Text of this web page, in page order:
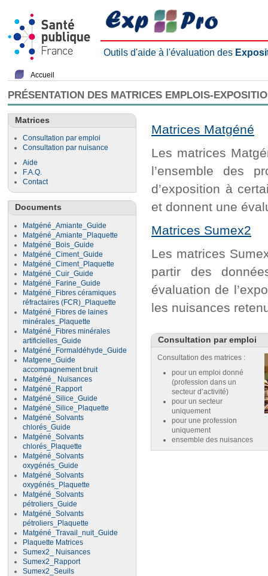
Outils d'aide à l'évaluation des
Accueil
PRÉSENTATION DES MATRICES EMPLOIS-
Matrices
Consultation par emploi
Consultation par nuisance
Aide
F.A.Q.
Contact
Documents
Matgéné_Amiante_Guide
Matgéné_Amiante_Plaquette
Matgéné_Bois_Guide
Matgéné_Ciment_Guide
Matgéné_Ciment_Plaquette
Matgéné_Cuir_Guide
Matgéné_Farine_Guide
Matgéné_Fibres céramiques
réfractaires (FCR)_Plaquette
Matgéné_Fibres de laines
minérales_Plaquette
Matgéné_Fibres minérales
artificielles_Guide
Matgéné_Formaldéhyde_Guide
Matgene_Guide
accompagnement bruit
Matgéné_ Nuisances
Matgéné_Rapport
Matgéné_Silice_Guide
Matgéné_Silice_Plaquette
Matgéné_Solvants
chlorés_Guide
Matgéné_Solvants
chlorés_Plaquette
Matgéné_Solvants
oxygénés_Guide
Matgéné_Solvants
oxygénés_Plaquette
Matgéné_Solvants
pétroliers_Guide
Matgéné_Solvants
pétroliers_Plaquette
Matgéné_Travail_nuit_Guide
Plaquette Matrices
Sumex2_ Nuisances
Sumex2_Rapport
Sumex2_Seuils
Matrices Matgéné
Les matrices
l’ensemble des
d’exposition à
et donnent une
Matrices Sumex2
Les matrices
partir des
évaluation de
les nuisances
Consultation par emploi
Consultation des matrices :
pour un emploi donné
(profession dans un
secteur d’activité)
pour un secteur
uniquement
pour une profession
uniquement
ensemble des nuisances